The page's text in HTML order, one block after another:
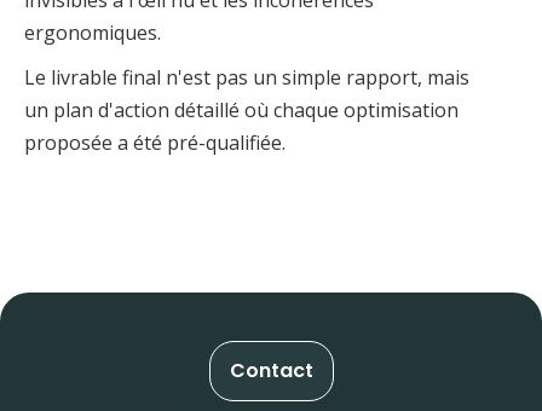
ergonomiques.
Le livrable final n'est pas un simple rapport, mais
un plan d'action détaillé où chaque optimisation
proposée a été pré-qualifiée.
Contact